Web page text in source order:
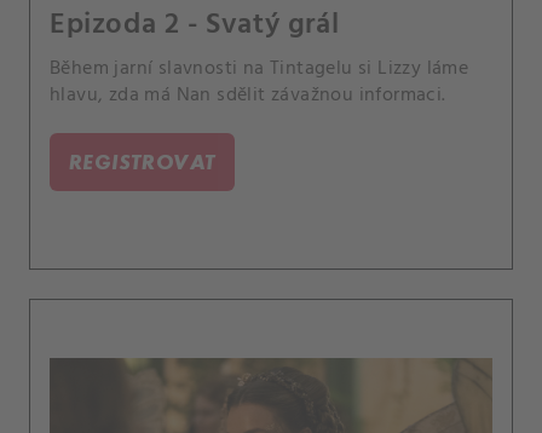
Epizoda 2 - Svatý grál
Během jarní slavnosti na Tintagelu si Lizzy láme
hlavu, zda má Nan sdělit závažnou informaci.
REGISTROVAT